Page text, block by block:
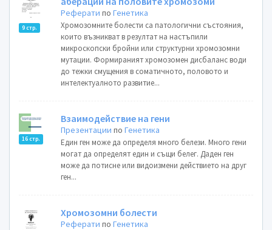
9 стр.
Реферати поГенетика
Хромозомните болести са патологични състояния,
които възникват в резултат на настъпили
микроскопски бройни или структурни хромозомни
мутации. Формираният хромозомен дисбаланс води
до тежки смущения в соматичното, половото и
интелектуалното развитие...
16 стр.
Взаимодействие на гени
Презентации поГенетика
Един ген може да определя много белези. Много гени
могат да определят един и същи белег. Даден ген
може да потисне или видоизмени действието на друг
ген...
Хромозомни болести
Реферати поГенетика